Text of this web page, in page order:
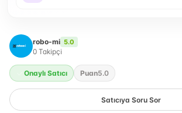
robo-mi 5.0
0 Takipçi
Onaylı Satıcı Puan5.0
Satıcıya Soru Sor